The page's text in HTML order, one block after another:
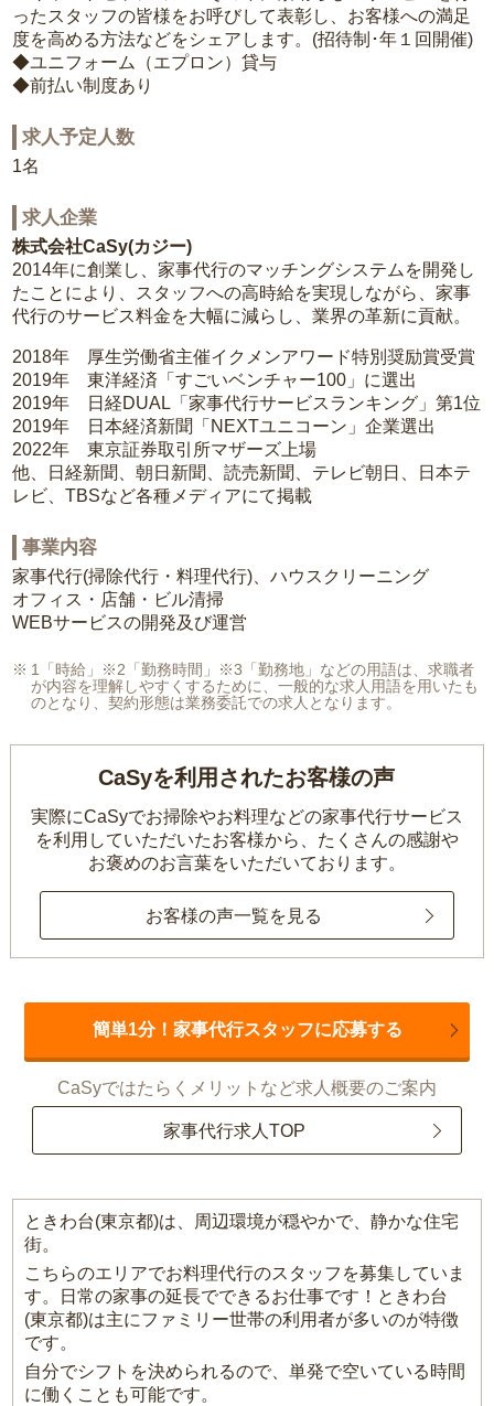
ったスタッフの皆様をお呼びして表彰し、お客様への満足
度を高める方法などをシェアします。(招待制･年１回開催)
◆ユニフォーム（エプロン）貸与
◆前払い制度あり
求人予定人数
1名
求人企業
株式会社CaSy(カジー)
2014年に創業し、家事代行のマッチングシステムを開発し
たことにより、スタッフへの高時給を実現しながら、家事
代行のサービス料金を大幅に減らし、業界の革新に貢献。
2018年 厚生労働省主催イクメンアワード特別奨励賞受賞
2019年 東洋経済「すごいベンチャー100」に選出
2019年 日経DUAL「家事代行サービスランキング」第1位
2019年 日本経済新聞「NEXTユニコーン」企業選出
2022年 東京証券取引所マザーズ上場
他、日経新聞、朝日新聞、読売新聞、テレビ朝日、日本テ
レビ、TBSなど各種メディアにて掲載
事業内容
家事代行(掃除代行・料理代行)、ハウスクリーニング
オフィス・店舗・ビル清掃
WEBサービスの開発及び運営
1「時給」※2「勤務時間」※3「勤務地」などの用語は、求職者
が内容を理解しやすくするために、一般的な求人用語を用いたも
のとなり、契約形態は業務委託での求人となります。
CaSyを利用されたお客様の声
実際にCaSyでお掃除やお料理などの家事代行サービス
を利用していただいたお客様から、 たくさんの感謝や
お褒めのお言葉をいただいております。
お客様の声一覧を見る
簡単1分！家事代行スタッフに応募する
CaSyではたらくメリットなど求人概要のご案内
家事代行求人TOP
ときわ台(東京都)は、周辺環境が穏やかで、静かな住宅
街。
こちらのエリアでお料理代行のスタッフを募集していま
す。日常の家事の延長でできるお仕事です！ときわ台
(東京都)は主にファミリー世帯の利用者が多いのが特徴
です。
自分でシフトを決められるので、単発で空いている時間
に働くことも可能です。